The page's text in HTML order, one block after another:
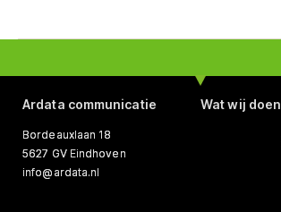
Ardata communicatie
Bordeauxlaan 18
5627 GV Eindhoven
info@ardata.nl
Wat wij doen